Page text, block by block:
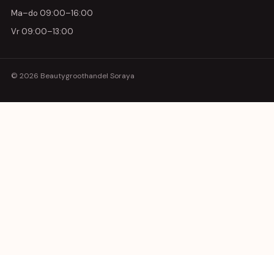
Ma–do 09:00–16:00
Vr 09:00–13:00
© 2026 Beautygroothandel Soraya